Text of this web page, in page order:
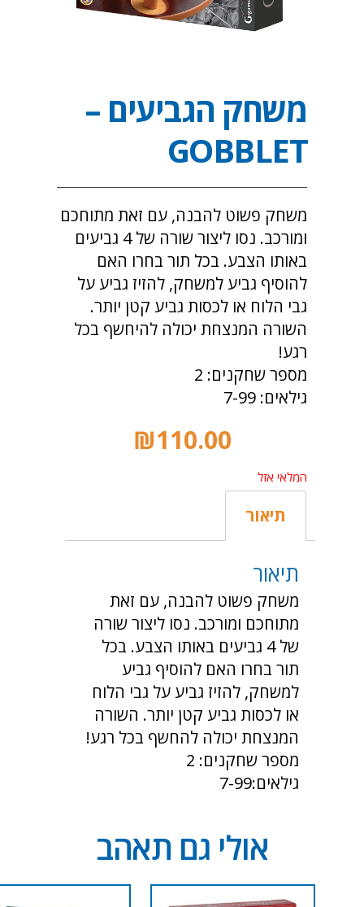
משחק הגביעים –
GOBBLET
משחק פשוט להבנה, עם זאת מתוחכם
ומורכב. נסו ליצור שורה של 4 גביעים
באותו הצבע. בכל תור בחרו האם
להוסיף גביע למשחק, להזיז גביע על
גבי הלוח או לכסות גביע קטן יותר.
השורה המנצחת יכולה להיחשף בכל
מספר שחקנים: 2
גילאים: 7-99
₪110.00
המלאי אזל
תיאור
תיאור
משחק פשוט להבנה, עם זאת
מתוחכם ומורכב. נסו ליצור שורה
של 4 גביעים באותו הצבע. בכל
תור בחרו האם להוסיף גביע
למשחק, להזיז גביע על גבי הלוח
או לכסות גביע קטן יותר. השורה
המנצחת יכולה להחשף בכל רגע!
מספר שחקנים: 2
גילאים:7-99
אולי גם תאהב